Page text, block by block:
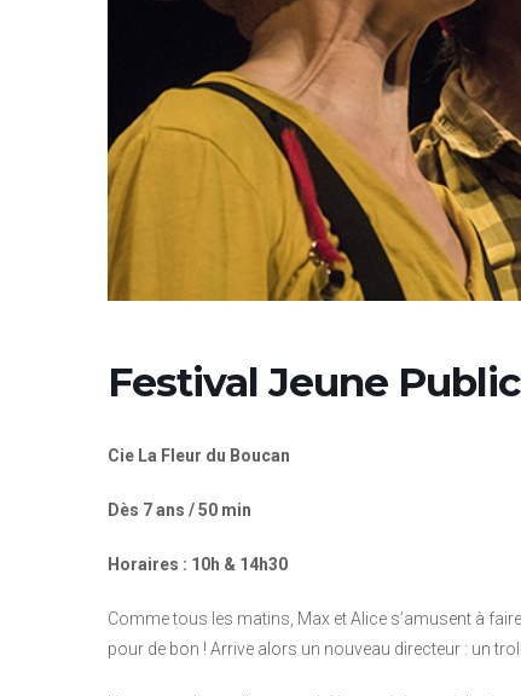
Festival Jeune
Cie La Fleur du Boucan
Dès 7 ans / 50 min
Horaires : 10h & 14h30
Comme tous les matins, Max et Alice s’amusent à
pour de bon ! Arrive alors un nouveau directeur : un